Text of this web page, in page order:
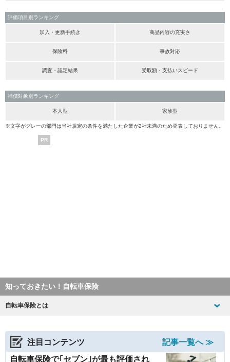
評価項目別ランキング
加入・更新手続き 商品内容の充実さ
保険料 事故対応
調査・認定結果 受取額・支払いスピード
補償対象別ランキング
本人型 家族型
※文字がグレーの部門は当社規定の条件を満たした企業が2社未満のため発表しておりません。
PR
知っておきたい！自転車保険
自転車保険とは
注目コンテンツ
記事一覧へ ≫
自転車保険で｢セブン｣が最も評価され